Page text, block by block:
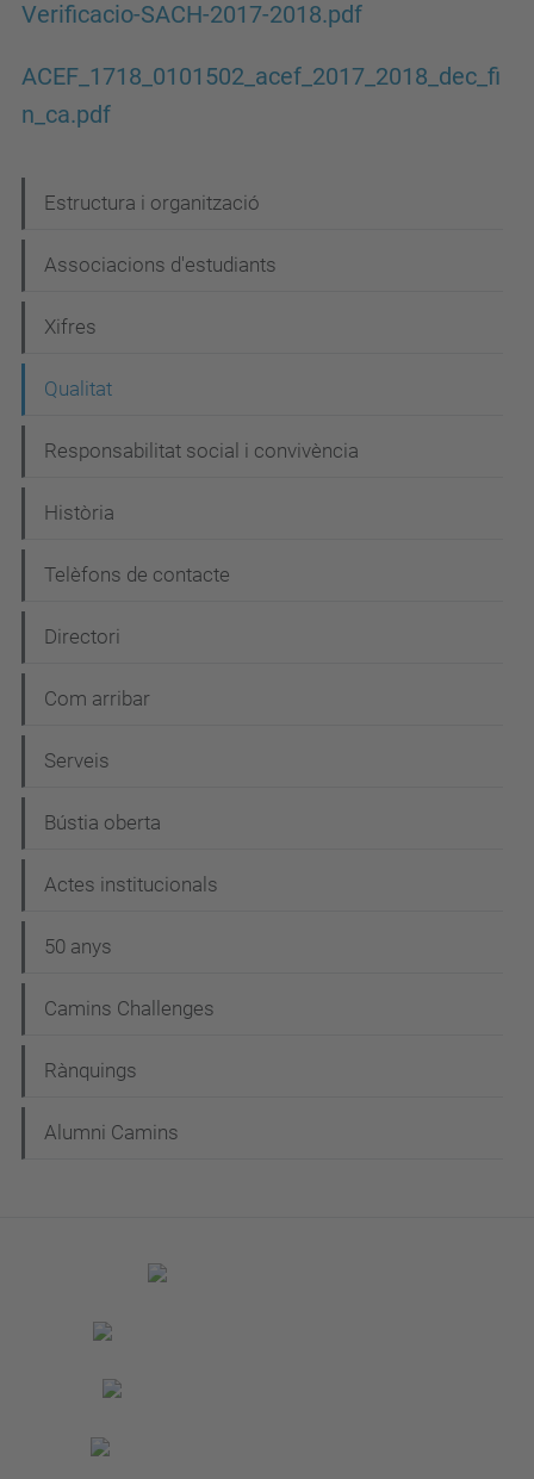
Verificacio-SACH-2017-2018.pdf
ACEF_1718_0101502_acef_2017_2018_dec_fi
n_ca.pdf
a
v
g
a
i
ó
Estructura i organització
Associacions d'estudiants
Xifres
Qualitat
Responsabilitat social i convivència
Història
Telèfons de contacte
Directori
Com arribar
Serveis
Bústia oberta
Actes institucionals
50 anys
Camins Challenges
Rànquings
Alumni Camins